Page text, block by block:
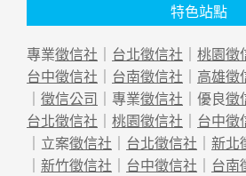
特色站點
專業徵信社 ｜ 台北徵信社 ｜ 桃園徵
台中徵信社 ｜ 台南徵信社 ｜ 高雄徵
｜ 徵信公司 ｜專業徵信社 ｜優良徵
台北徵信社 ｜ 桃園徵信社 ｜ 台中徵
｜立案徵信社 ｜ 台北徵信社 ｜ 新北
｜ 新竹徵信社 ｜ 台中徵信社 ｜ 台南